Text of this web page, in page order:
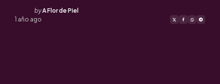
Posted
by
byA Flor de Piel
1 año ago